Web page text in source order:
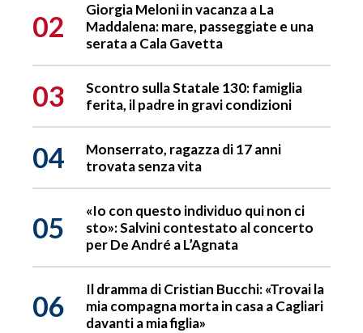
02
Giorgia Meloni in vacanza a La
Maddalena: mare, passeggiate e una
serata a Cala Gavetta
03
Scontro sulla Statale 130: famiglia
ferita, il padre in gravi condizioni
04
Monserrato, ragazza di 17 anni
trovata senza vita
05
«Io con questo individuo qui non ci
sto»: Salvini contestato al concerto
per De André a L’Agnata
06
Il dramma di Cristian Bucchi: «Trovai la
mia compagna morta in casa a Cagliari
davanti a mia figlia»